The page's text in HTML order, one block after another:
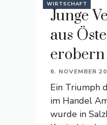
WIRTSCHAFT
Junge
aus
6. NOVEMBER
Ein Triumph
im Handel
wurde in